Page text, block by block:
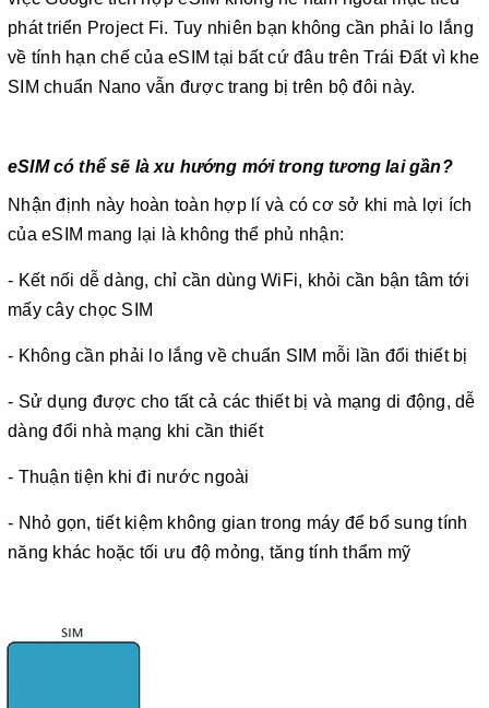
phát triển Project Fi. Tuy nhiên bạn không cần phải lo lắng
về tính hạn chế của eSIM tại bất cứ đâu trên Trái Đất vì khe
SIM chuẩn Nano vẫn được trang bị trên bộ đôi này.
eSIM có thể sẽ là xu hướng mới trong tương lai gần?
Nhận định này hoàn toàn hợp lí và có cơ sở khi mà lợi ích
của eSIM mang lại là không thể phủ nhận:
- Kết nối dễ dàng, chỉ cần dùng WiFi, khỏi cần bận tâm tới
mấy cây chọc SIM
- Không cần phải lo lắng về chuẩn SIM mỗi lần đổi thiết bị
- Sử dụng được cho tất cả các thiết bị và mạng di động, dễ
dàng đổi nhà mạng khi cần thiết
- Thuận tiện khi đi nước ngoài
- Nhỏ gọn, tiết kiệm không gian trong máy để bổ sung tính
năng khác hoặc tối ưu độ mỏng, tăng tính thẩm mỹ